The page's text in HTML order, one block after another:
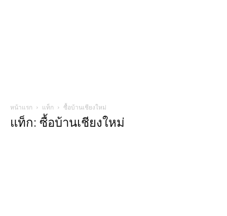
หน้าแรก แท็ก ซื้อบ้านเชียงใหม่
แท็ก: ซื้อบ้านเชียงใหม่